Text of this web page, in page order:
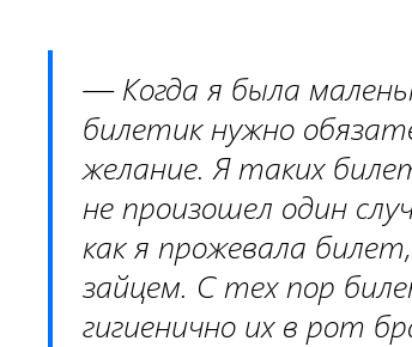
— Когда я была
билетик нужно
желание. Я таких
не произошел один
как я прожевала
зайцем. С тех пор
гигиенично их в рот